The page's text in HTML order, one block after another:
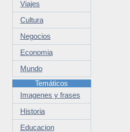
Viajes
Cultura
Negocios
Economia
Mundo
Temáticos
Imagenes y frases
Historia
Educacion